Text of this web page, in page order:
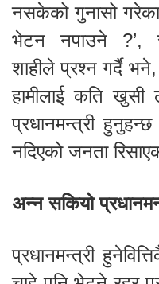
नसकेको गुनासो
भेटन नपाउने ?’,
शाहीले प्रश्न गर्दै
हामीलाई कति खुसी
प्रधानमन्त्री
नदिएको जनता
अन्न सकियो
प्रधानमन्त्री